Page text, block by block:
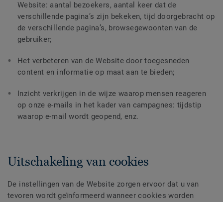
Website: aantal bezoekers, aantal keer dat de
verschillende pagina’s zijn bekeken, tijd doorgebracht op
de verschillende pagina’s, browsegewoonten van de
gebruiker;
Het verbeteren van de Website door toegesneden
content en informatie op maat aan te bieden;
Inzicht verkrijgen in de wijze waarop mensen reageren
op onze e-mails in het kader van campagnes: tijdstip
waarop e-mail wordt geopend, enz.
Uitschakeling van cookies
De instellingen van de Website zorgen ervoor dat u van
tevoren wordt geïnformeerd wanneer cookies worden